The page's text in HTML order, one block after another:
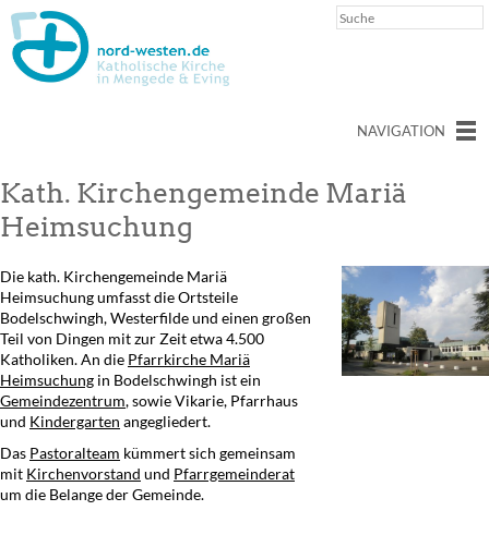
NAVIGATION
Kath. Kirchengemeinde Mariä
Heimsuchung
Die kath. Kirchengemeinde Mariä
Heimsuchung umfasst die Ortsteile
Bodelschwingh, Westerfilde und einen großen
Teil von Dingen mit zur Zeit etwa 4.500
Katholiken. An die Pfarrkirche Mariä
Heimsuchung in Bodelschwingh ist ein
Gemeindezentrum, sowie Vikarie, Pfarrhaus
und Kindergarten angegliedert.
Das Pastoralteam kümmert sich gemeinsam
mit Kirchenvorstand und Pfarrgemeinderat
um die Belange der Gemeinde.